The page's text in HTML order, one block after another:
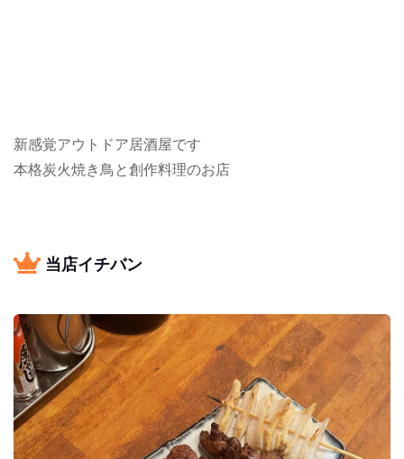
新感覚アウトドア居酒屋です
本格炭火焼き鳥と創作料理のお店
当店イチバン